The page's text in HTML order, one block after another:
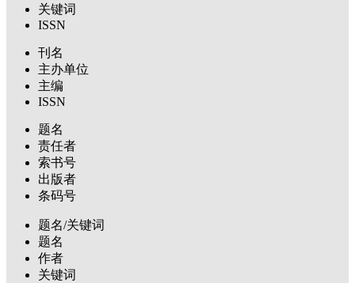
关键词
ISSN
刊名
主办单位
主编
ISSN
题名
责任者
索书号
出版者
条码号
题名/关键词
题名
作者
关键词